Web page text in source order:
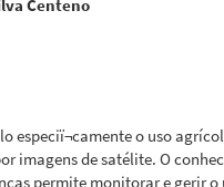
Centeno
especiï¬camente o uso
imagens de satélite. O
permite monitorar e gerir o